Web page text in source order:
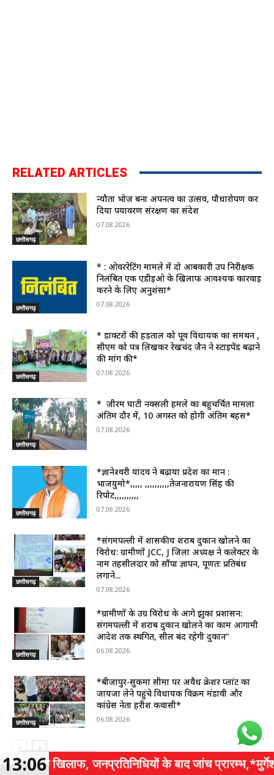
RELATED ARTICLES
छत्तीसगढ़
न्यौता भोज बना अपनत्व का उत्सव, पौधारोपण कर
दिया पर्यावरण संरक्षण का संदेश
07.08.2026
छत्तीसगढ़
* : ओवररेटिंग मामले में दो आबकारी उप निरीक्षक
निलंबित एक एडीईओ के खिलाफ आवश्यक कार्रवाई
करने के लिए अनुशंसा*
07.08.2026
छत्तीसगढ़
* डाक्टरों की हड़ताल को पूर्व विधायक का समर्थन ,
सीएम को पत्र लिखकर रेखचंद जैन ने स्टाइपेंड बढ़ाने
की मांग की*
07.08.2026
छत्तीसगढ़
* जीरम घाटी नक्सली हमले का बहुचर्चित मामला
अंतिम दौर में, 10 अगस्त को होगी अंतिम बहस*
07.08.2026
छत्तीसगढ़
*ज्ञानेश्वरी यादव ने बढ़ाया प्रदेश का मान :
भाजयुमो*,,,,, ,,,,,,,,,,तेजनारायण सिंह की
रिपोर्ट,,,,,,,,,,
07.08.2026
छत्तीसगढ़
*संगमपल्ली में शासकीय शराब दुकान खोलने का
विरोध: ग्रामीणों JCC, J जिला अध्यक्ष ने कलेक्टर के
नाम तहसीलदार को सौंपा ज्ञापन, पूर्णतः प्रतिबंध
लगाने...
07.08.2026
छत्तीसगढ़
*ग्रामीणों के उग्र विरोध के आगे झुका प्रशासन:
संगमपल्ली में शराब दुकान खोलने का काम आगामी
आदेश तक स्थगित, सील बंद रहेगी दुकान”
06.08.2026
छत्तीसगढ़
*बीजापुर-सुकमा सीमा पर अवैध क्रेशर प्लांट का
जायजा लेने पहुंचे विधायक विक्रम मंडावी और
कांग्रेस नेता हरीश कवासी*
06.08.2026
WhatsApp Group WhatsApp Share
जनप्रतिनिधियों के बाद जांच प्रारम्भ,*मुर्गेश शेट्टी की
13:06